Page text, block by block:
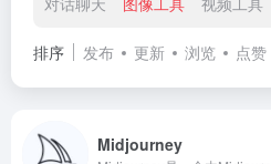
排序 发布 更新 浏览 点赞
Midjourney